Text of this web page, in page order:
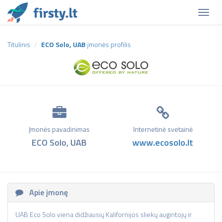
Titulinis ECO Solo, UAB įmonės profilis
Įmonės pavadinimas
ECO Solo, UAB
Internetinė svetainė
www.ecosolo.lt
Apie įmonę
UAB Eco Solo viena didžiausių Kalifornijos sliekų augintojų ir